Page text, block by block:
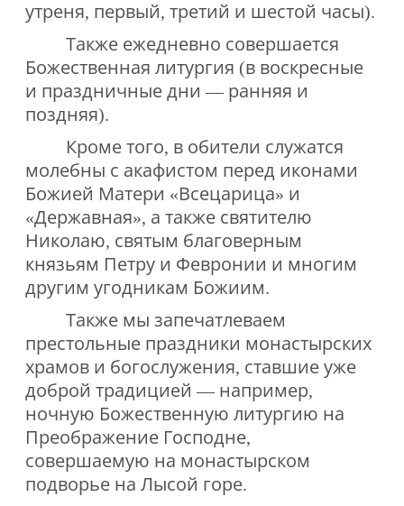
утреня, первый, третий и шестой часы).
Также ежедневно совершается
Божественная литургия (в воскресные
и праздничные дни — ранняя и
поздняя).
Кроме того, в обители служатся
молебны с акафистом перед иконами
Божией Матери «Всецарица» и
«Державная», а также святителю
Николаю, святым благоверным
князьям Петру и Февронии и многим
другим угодникам Божиим.
Также мы запечатлеваем
престольные праздники монастырских
храмов и богослужения, ставшие уже
доброй традицией — например,
ночную Божественную литургию на
Преображение Господне,
совершаемую на монастырском
подворье на Лысой горе.